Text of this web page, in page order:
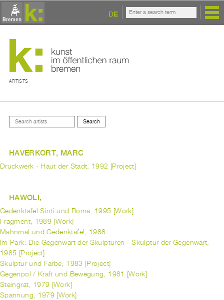
DE
ARTISTS
HAVERKORT, MARC
Druckwerk - Haut der Stadt, 1992 [Project]
HAWOLI,
Gedenktafel Sinti und Roma, 1995 [Work]
Fragment, 1989 [Work]
Mahnmal und Gedenktafel, 1988
Im Park: Die Gegenwart der Skulpturen - Skulptur der Gegenwart,
1985 [Project]
Skulptur und Farbe, 1983 [Project]
Gegenpol / Kraft und Bewegung, 1981 [Work]
Steingrat, 1979 [Work]
Spannung, 1979 [Work]